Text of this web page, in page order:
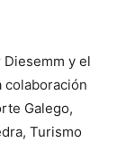
y el
colaboración
Galego,
Turismo